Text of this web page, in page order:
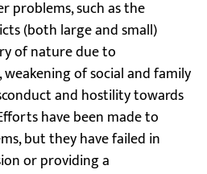
problems, such as the
(both large and small)
of nature due to
of social and family
and hostility towards
have been made to
but they have failed in
or providing a